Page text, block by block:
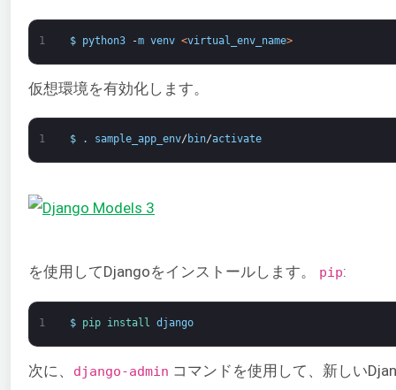
1 $ python3 -m venv <virtual_env_name>
仮想環境を有効化します。
1 $ . sample_app_env/ bin/activate
を使用してDjangoをインストールします。 pip:
1 $ pip install django
次に、 django-admin コマンドを使用して、新しい